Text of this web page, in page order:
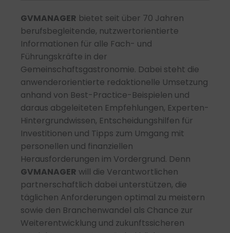
GVMANAGER bietet seit über 70 Jahren
berufsbegleitende, nutzwertorientierte
Informationen für alle Fach- und
Führungskräfte in der
Gemeinschaftsgastronomie. Dabei steht die
anwenderorientierte redaktionelle Umsetzung
anhand von Best-Practice-Beispielen und
daraus abgeleiteten Empfehlungen, Experten-
Hintergrundwissen, Entscheidungshilfen für
Investitionen und Tipps zum Umgang mit
personellen und finanziellen
Herausforderungen im Vordergrund. Denn
GVMANAGER will die Verantwortlichen
partnerschaftlich dabei unterstützen, die
täglichen Anforderungen optimal zu meistern
sowie den Branchenwandel als Chance zur
Weiterentwicklung und zukunftssicheren